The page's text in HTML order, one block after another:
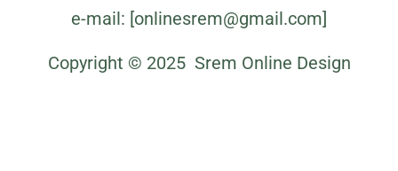
e-mail: [onlinesrem@gmail.com]
Copyright © 2025 Srem Online Design